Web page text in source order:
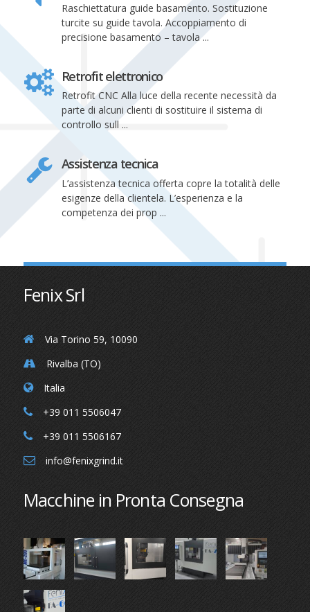
Raschiettatura guide basamento. Sostituzione
turcite su guide tavola. Accoppiamento di
precisione basamento – tavola ...
Retrofit elettronico
Retrofit CNC Alla luce della recente necessità da
parte di alcuni clienti di sostituire il sistema di
controllo sull ...
Assistenza tecnica
L’assistenza tecnica offerta copre la totalità delle
esigenze della clientela. L’esperienza e la
competenza dei prop ...
Fenix Srl
Via Torino 59, 10090
Rivalba (TO)
Italia
+39 011 5506047
+39 011 5506167
info@fenixgrind.it
Macchine in Pronta Consegna